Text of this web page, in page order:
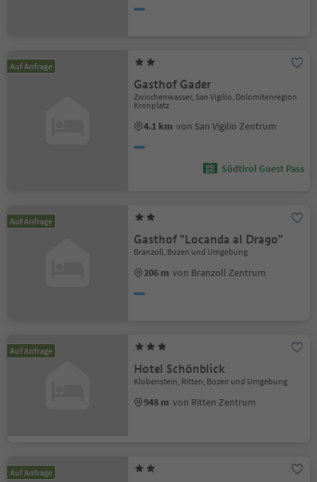
Auf Anfrage
Gasthof Gader
Zwischenwasser, San Vigilio, Dolomitenregion
Kronplatz
4.1 km von San Vigilio Zentrum
Südtirol Guest Pass
Auf Anfrage
Gasthof "Locanda al Drago"
Branzoll, Bozen und Umgebung
206 m von Branzoll Zentrum
Auf Anfrage
Hotel Schönblick
Klobenstein, Ritten, Bozen und Umgebung
948 m von Ritten Zentrum
Auf Anfrage